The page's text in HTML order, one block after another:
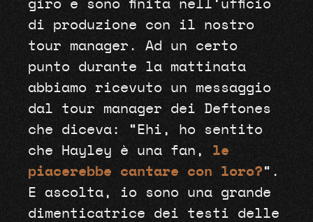
giro e sono finita nell’ufficio
di produzione con il nostro
tour manager. Ad un certo
punto durante la mattinata
abbiamo ricevuto un messaggio
dal tour manager dei Deftones
che diceva: “Ehi, ho sentito
che Hayley è una fan, le
piacerebbe cantare con loro? “.
E ascolta, io sono una grande
dimenticatrice dei testi delle